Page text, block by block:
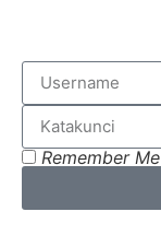
Remember Me